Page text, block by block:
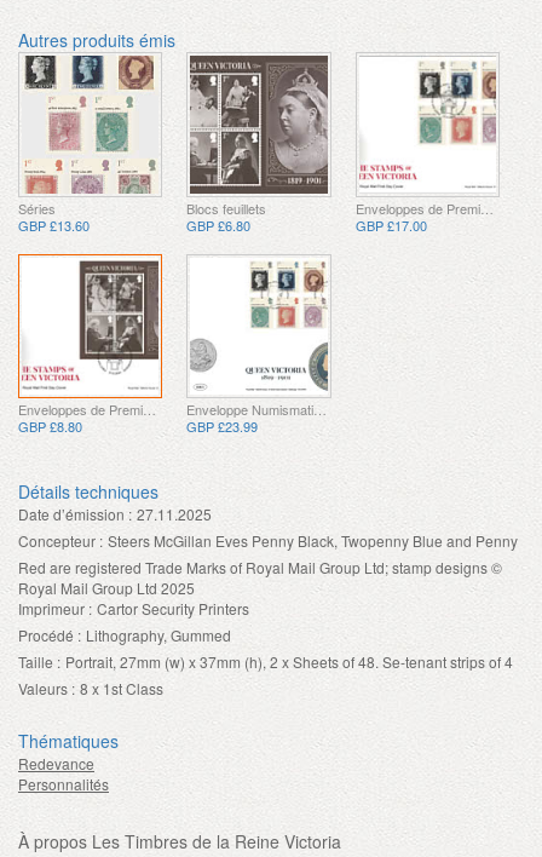
Autres produits émis
Séries
GBP £13.60
Blocs feuillets
GBP £6.80
Enveloppes de Premier Jour
GBP £17.00
GBP £8.80
GBP £23.99
Détails techniques
Date d’émission : 27.11.2025
Concepteur : Steers McGillan Eves Penny Black, Twopenny Blue and Penny
Red are registered Trade Marks of Royal Mail Group Ltd; stamp designs ©
Royal Mail Group Ltd 2025
Imprimeur : Cartor Security Printers
Procédé : Lithography, Gummed
Taille : Portrait, 27mm (w) x 37mm (h), 2 x Sheets of 48. Se-tenant strips of 4
Valeurs : 8 x 1st Class
Thématiques
Redevance
Personnalités
À propos Les Timbres de la Reine Victoria